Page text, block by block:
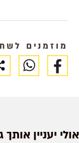
מוזמנים
אולי יעניין אותך